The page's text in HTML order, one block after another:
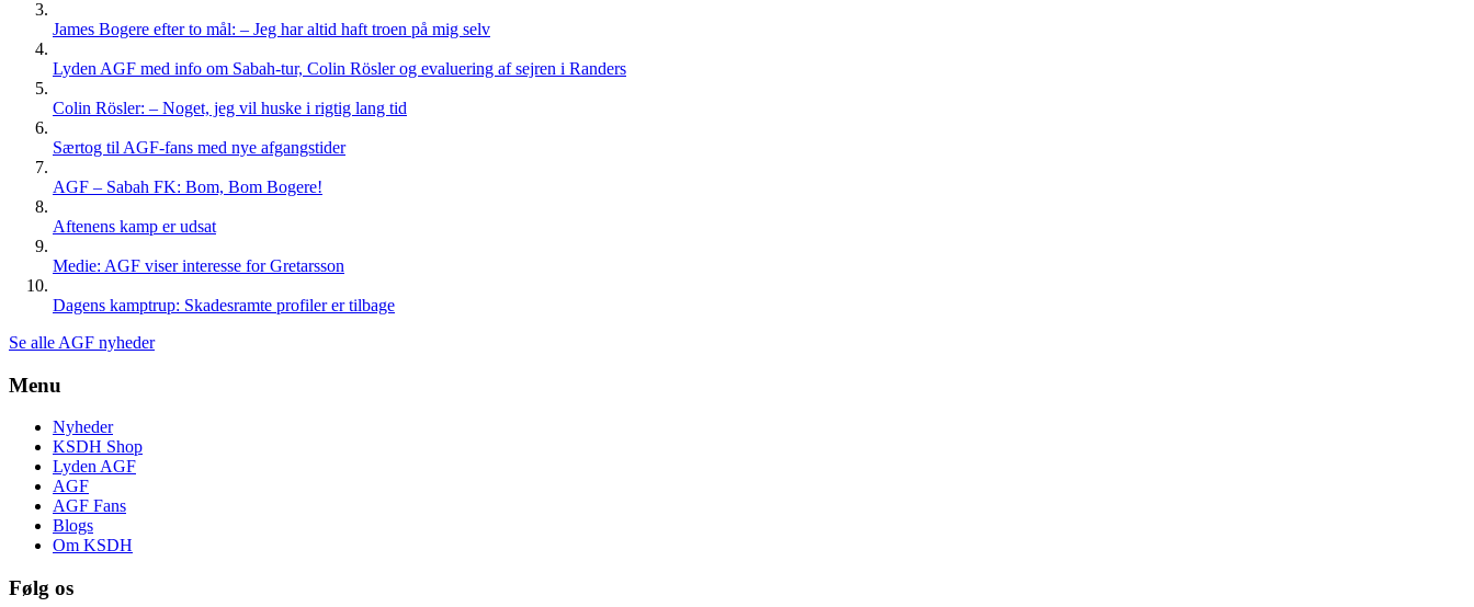
James Bogere efter to mål: – Jeg har altid haft troen på mig selv
Lyden AGF med info om Sabah-tur, Colin Rösler og evaluering af sejren i Randers
Colin Rösler: – Noget, jeg vil huske i rigtig lang tid
Særtog til AGF-fans med nye afgangstider
AGF – Sabah FK: Bom, Bom Bogere!
Aftenens kamp er udsat
Medie: AGF viser interesse for Gretarsson
Dagens kamptrup: Skadesramte profiler er tilbage
Se alle AGF nyheder
Menu
Nyheder
KSDH Shop
Lyden AGF
AGF
AGF Fans
Blogs
Om KSDH
Følg os